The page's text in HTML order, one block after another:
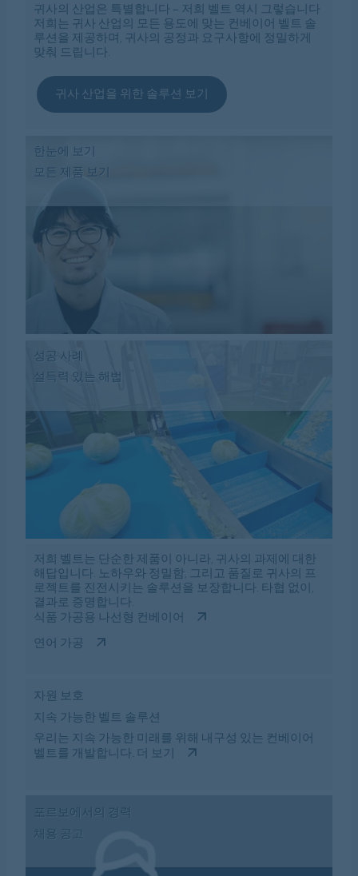
귀사의 산업은 특별합니다 – 저희 벨트 역시 그렇습니다
저희는 귀사 산업의 모든 용도에 맞는 컨베이어 벨트 솔
루션을 제공하며, 귀사의 공정과 요구사항에 정밀하게
맞춰 드립니다.
귀사 산업을 위한 솔루션 보기
한눈에 보기
모든 제품 보기
성공 사례
설득력 있는 해법
저희 벨트는 단순한 제품이 아니라, 귀사의 과제에 대한
해답입니다. 노하우와 정밀함, 그리고 품질로 귀사의 프
로젝트를 진전시키는 솔루션을 보장합니다. 타협 없이,
결과로 증명합니다.
식품 가공용 나선형 컨베이어
연어 가공
자원 보호
지속 가능한 벨트 솔루션
우리는 지속 가능한 미래를 위해 내구성 있는 컨베이어
벨트를 개발합니다. 더 보기
포르보에서의 경력
채용 공고